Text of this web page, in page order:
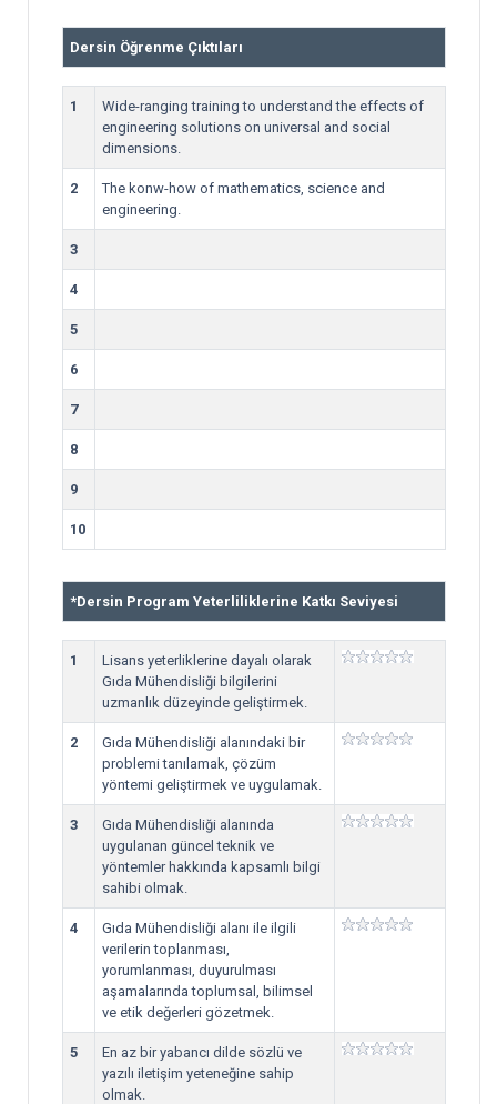
Dersin Öğrenme Çıktıları
1
Wide-ranging training to understand the effects of
engineering solutions on universal and social
dimensions.
2
The konw-how of mathematics, science and
engineering.
3
4
5
6
7
8
9
10
*Dersin Program Yeterliliklerine Katkı Seviyesi
1
Lisans yeterliklerine dayalı olarak
Gıda Mühendisliği bilgilerini
uzmanlık düzeyinde geliştirmek.
2
Gıda Mühendisliği alanındaki bir
problemi tanılamak, çözüm
yöntemi geliştirmek ve uygulamak.
3
Gıda Mühendisliği alanında
uygulanan güncel teknik ve
yöntemler hakkında kapsamlı bilgi
sahibi olmak.
4
Gıda Mühendisliği alanı ile ilgili
verilerin toplanması,
yorumlanması, duyurulması
aşamalarında toplumsal, bilimsel
ve etik değerleri gözetmek.
5
En az bir yabancı dilde sözlü ve
yazılı iletişim yeteneğine sahip
olmak.